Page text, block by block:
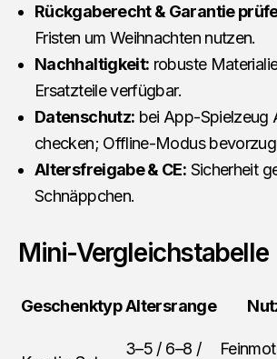
Rückgaberecht & Garantie
Fristen um Weihnachten nutzen.
Nachhaltigkeit: robuste
Ersatzteile verfügbar.
Datenschutz: bei App-Spielzeug
checken; Offline-Modus
Altersfreigabe & CE: Sicherheit
Schnäppchen.
Mini-Vergleichstabelle
GeschenktypAltersrange
3–5 / 6–8 /